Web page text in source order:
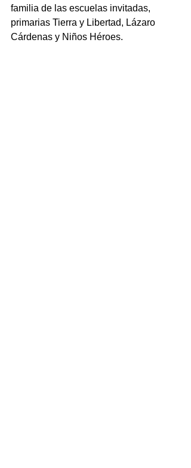
familia de las escuelas invitadas,
primarias Tierra y Libertad, Lázaro
Cárdenas y Niños Héroes.